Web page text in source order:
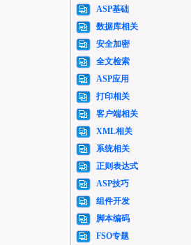
ASP基础
数据库相关
安全加密
全文检索
ASP应用
打印相关
客户端相关
XML相关
系统相关
正则表达式
ASP技巧
组件开发
脚本编码
FSO专题